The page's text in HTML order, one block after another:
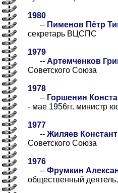
1980
-- Пименов Пётр
секретарь ВЦСПС
1979
-- Артемченков
Советского Союза
1978
-- Горшенин
- мае 1956гг. министр
1977
-- Жиляев
Советского Союза
1976
-- Фрумкин
общественный